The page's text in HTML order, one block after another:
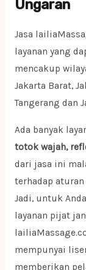
Ungaran
Jasa
layanan yang
mencakup
Jakarta Barat,
Tangerang dan
Ada banyak
totok wajah,
dari jasa ini
terhadap aturan
Jadi, untuk
layanan pijat
mempunyai
memberikan